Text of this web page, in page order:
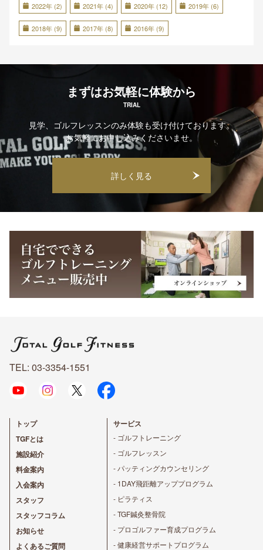
2022年 (2) 2021年 (4) 2020年 (12) 2019年 (6)
2018年 (9) 2017年 (8) 2016年 (9)
まずはお気軽に体験から
TRIAL
見学、ゴルフレッスンのみ体験も受け付けております。
お気軽にお申し込みくださいませ。
詳しく見る
TEL: 03-3354-1551
トップ
TGFとは
施設紹介
料金案内
入会案内
スタッフ
スタッフコラム
お知らせ
よくあるご質問
サービス
- ゴルフトレーニング
- ゴルフレッスン
- パッティングカウンセリング
- 1DAY飛距離アッププログラム
- ピラティス
- TGF鍼灸整骨院
- プロゴルファー育成プログラム
- 健康経営サポートプログラム